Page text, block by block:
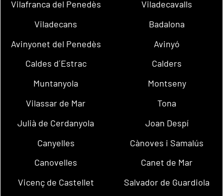
Vilafranca del Penedès
Viladecavalls
Viladecans
Badalona
Avinyonet del Penedès
Avinyó
Caldes d´Estrac
Calders
Muntanyola
Montseny
Vilassar de Mar
Tona
Julià de Cerdanyola
Joan Despí
Canyelles
Cànoves i Samalús
Canovelles
Canet de Mar
Vicenç de Castellet
Salvador de Guardiola